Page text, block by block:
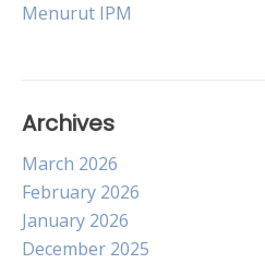
navigation
Menurut IPM
Archives
March 2026
February 2026
January 2026
December 2025